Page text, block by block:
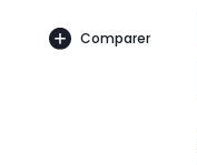
Comparer